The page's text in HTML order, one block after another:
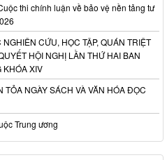
thi chính luận về bảo vệ nền tảng tư
CỨU, HỌC TẬP, QUÁN TRIỆT
HỘI NGHỊ LẦN THỨ HAI BAN
KHÓA XIV
NGÀY SÁCH VÀ VĂN HÓA ĐỌC
Trung ương